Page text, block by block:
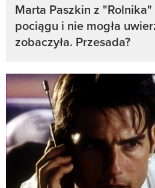
Marta Paszkin z "Rolnika"
pociągu i nie mogła
zobaczyła. Przesada?